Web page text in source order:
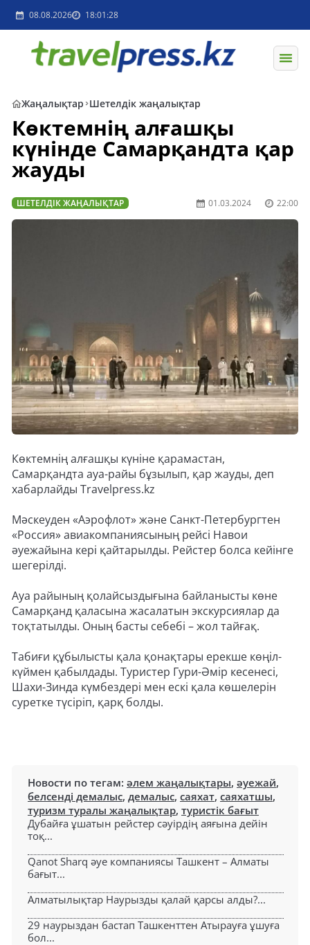
08.08.2026 18:01:28
Жаңалықтар Шетелдік жаңалықтар
Көктемнің алғашқы
күнінде Самарқандта қар
жауды
ШЕТЕЛДІК ЖАҢАЛЫҚТАР 01.03.2024 22:00
Көктемнің алғашқы күніне қарамастан,
Самарқандта ауа-райы бұзылып, қар жауды, деп
хабарлайды Travelpress.kz
Мәскеуден «Аэрофлот» және Санкт-Петербургтен
«Россия» авиакомпаниясының рейсі Навои
әуежайына кері қайтарылды. Рейстер болса кейінге
шегерілді.
Ауа райының қолайсыздығына байланысты көне
Самарқанд қаласына жасалатын экскурсиялар да
тоқтатылды. Оның басты себебі – жол тайғақ.
Табиғи құбылысты қала қонақтары ерекше көңіл-
күймен қабылдады. Туристер Гури-Әмір кесенесі,
Шахи-Зинда күмбездері мен ескі қала көшелерін
суретке түсіріп, қарқ болды.
Новости по тегам: әлем жаңалықтары, әуежай,
белсенді демалыс, демалыс, саяхат, саяхатшы,
туризм туралы жаңалықтар, туристік бағыт
Дубайға ұшатын рейстер сәуірдің аяғына дейін
тоқ...
Qanot Sharq әуе компаниясы Ташкент – Алматы
бағыт...
Алматылықтар Наурызды қалай қарсы алды?...
29 наурыздан бастап Ташкенттен Атырауға ұшуға
бол...